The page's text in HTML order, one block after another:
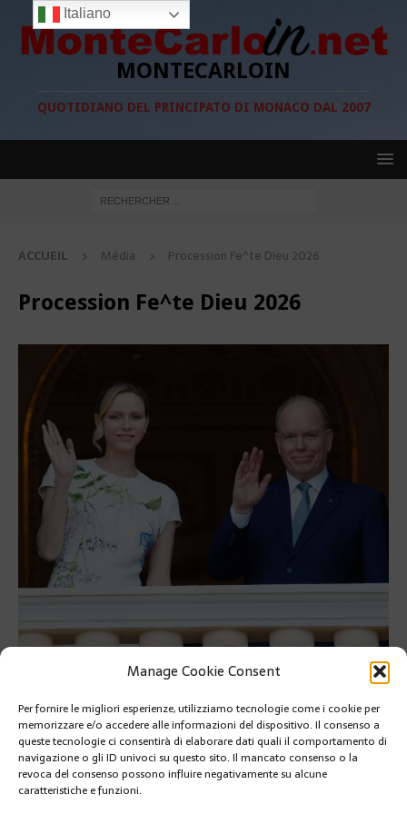
Manage Cookie Consent
Per fornire le migliori esperienze, utilizziamo tecnologie come i cookie per
memorizzare e/o accedere alle informazioni del dispositivo. Il consenso a
queste tecnologie ci consentirà di elaborare dati quali il comportamento di
navigazione o gli ID univoci su questo sito. Il mancato consenso o la
revoca del consenso possono influire negativamente su alcune
caratteristiche e funzioni.
MONTECARLOIN
QUOTIDIANO DEL PRINCIPATO DI MONACO DAL 2007
ACCUEIL Média Procession Fe^te Dieu 2026
Procession Fe^te Dieu 2026
Il Principato di Monaco ha celebrato la Festa del Corpus Domini,
Charlène.
Il Principato di Monaco ha celebrato la Festa del Corpus
Domini, alla presenza delle LL.AA.SS. il Principe Alberto II e la
Principessa Charlène.
Italiano